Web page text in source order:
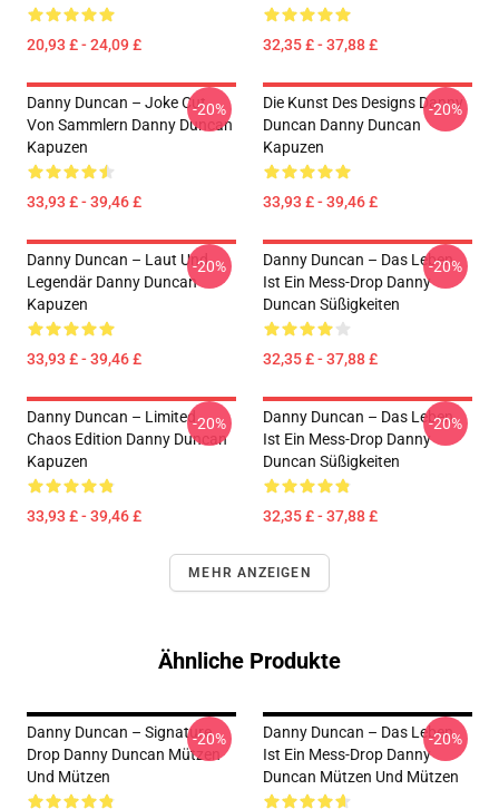
20,93 £ - 24,09 £ 32,35 £ - 37,88 £
Danny Duncan – Joke Cut
Von Sammlern Danny Duncan
Kapuzen
33,93 £ - 39,46 £
-20%
Die Kunst Des Designs Danny
Duncan Danny Duncan
Kapuzen
33,93 £ - 39,46 £
-20%
Danny Duncan – Laut Und
Legendär Danny Duncan
Kapuzen
33,93 £ - 39,46 £
-20%
Danny Duncan – Das Leben
Ist Ein Mess-Drop Danny
Duncan Süßigkeiten
32,35 £ - 37,88 £
-20%
Danny Duncan – Limited
Chaos Edition Danny Duncan
Kapuzen
33,93 £ - 39,46 £
-20%
Danny Duncan – Das Leben
Ist Ein Mess-Drop Danny
Duncan Süßigkeiten
32,35 £ - 37,88 £
-20%
MEHR ANZEIGEN
Ähnliche Produkte
Danny Duncan – Signature
Drop Danny Duncan Mützen
Und Mützen
-20%
Danny Duncan – Das Leben
Ist Ein Mess-Drop Danny
Duncan Mützen Und Mützen
-20%